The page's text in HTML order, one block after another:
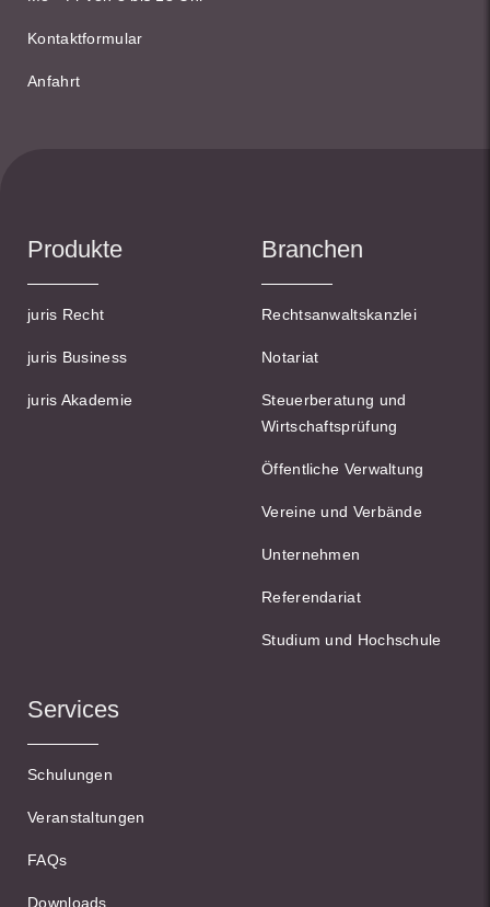
Kontaktformular
Anfahrt
Produkte
juris Recht
juris Business
juris Akademie
Branchen
Rechtsanwaltskanzlei
Notariat
Steuerberatung und
Wirtschaftsprüfung
Öffentliche Verwaltung
Vereine und Verbände
Unternehmen
Referendariat
Studium und Hochschule
Services
Schulungen
Veranstaltungen
FAQs
Downloads